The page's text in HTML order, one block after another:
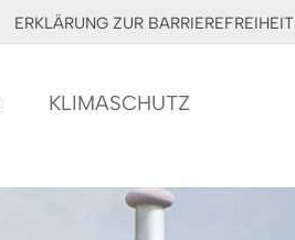
ERKLÄRUNG ZUR BARRIEREFREIHEIT
KLIMASCHUTZ